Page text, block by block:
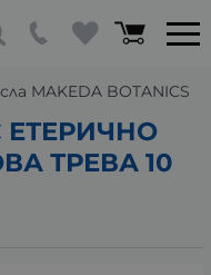
MAKEDA BOTANICS
ТРЕВА 10